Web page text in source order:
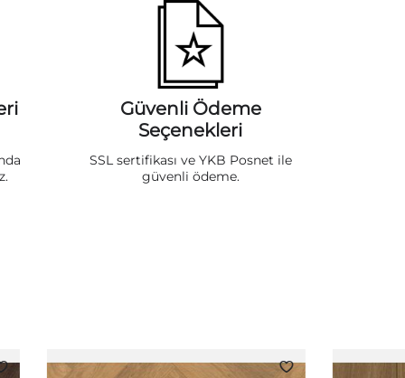
Güvenli Ödeme
Seçenekleri
SSL sertifikası ve YKB Posnet ile
güvenli ödeme.